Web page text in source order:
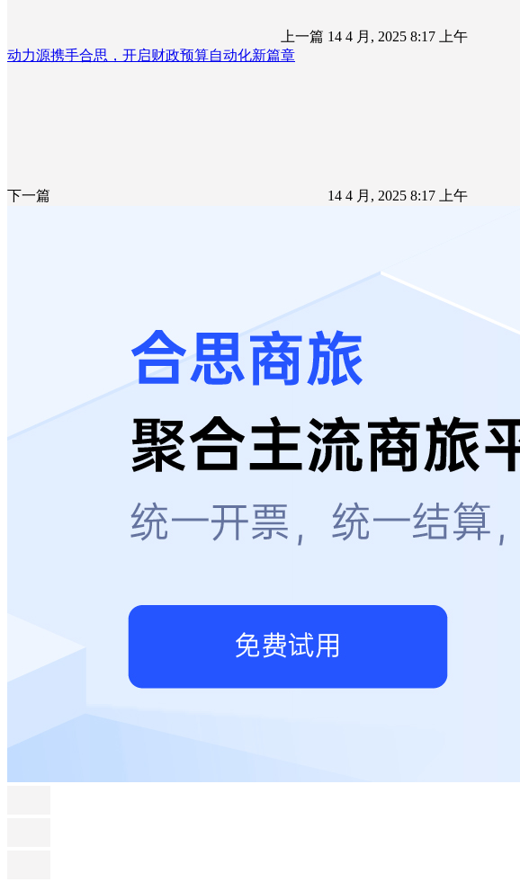
上一篇 14 4 月, 2025 8:17 上午
动力源携手合思，开启财政预算自动化新篇章
下一篇 14 4 月, 2025 8:17 上午